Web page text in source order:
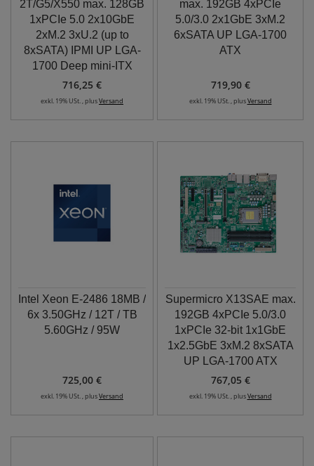
2T/G5/X550 max. 128GB
1xPCIe 5.0 2x10GbE
2xM.2 3xU.2 (up to
8xSATA) IPMI UP LGA-
1700 Deep mini-ITX
716,25 €
exkl. 19% USt. , plusVersand
max. 192GB 4xPCIe
5.0/3.0 2x1GbE 3xM.2
6xSATA UP LGA-1700
ATX
719,90 €
exkl. 19% USt. , plusVersand
Intel Xeon E-2486 18MB /
6x 3.50GHz / 12T / TB
5.60GHz / 95W
725,00 €
exkl. 19% USt. , plusVersand
Supermicro X13SAE max.
192GB 4xPCIe 5.0/3.0
1xPCIe 32-bit 1x1GbE
1x2.5GbE 3xM.2 8xSATA
UP LGA-1700 ATX
767,05 €
exkl. 19% USt. , plusVersand